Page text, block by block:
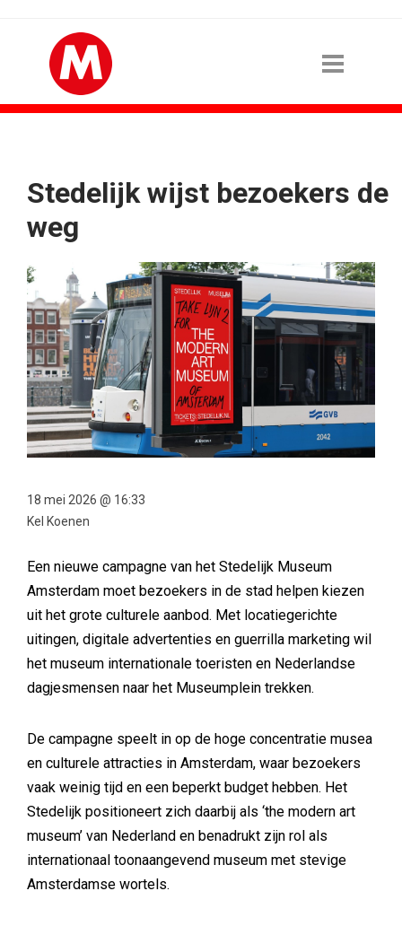
Stedelijk wijst bezoekers de
weg
18 mei 2026 @ 16:33
Kel Koenen
Een nieuwe campagne van het Stedelijk Museum
Amsterdam moet bezoekers in de stad helpen kiezen
uit het grote culturele aanbod. Met locatiegerichte
uitingen, digitale advertenties en guerrilla marketing wil
het museum internationale toeristen en Nederlandse
dagjesmensen naar het Museumplein trekken.
De campagne speelt in op de hoge concentratie musea
en culturele attracties in Amsterdam, waar bezoekers
vaak weinig tijd en een beperkt budget hebben. Het
Stedelijk positioneert zich daarbij als ‘the modern art
museum’ van Nederland en benadrukt zijn rol als
internationaal toonaangevend museum met stevige
Amsterdamse wortels.